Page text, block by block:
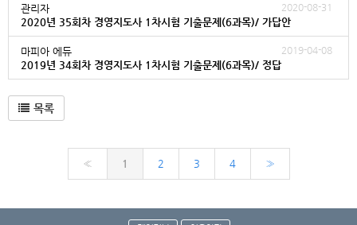
관리자 2020-08-31
2020년 35회차 경영지도사 1차시험 기출문제(6과목)/ 가답안
마피아 에듀 2019-04-08
2019년 34회차 경영지도사 1차시험 기출문제(6과목)/ 정답
목록
« 1 2 3 4 »